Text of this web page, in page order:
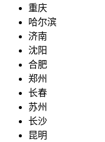
重庆
哈尔滨
济南
沈阳
合肥
郑州
长春
苏州
长沙
昆明